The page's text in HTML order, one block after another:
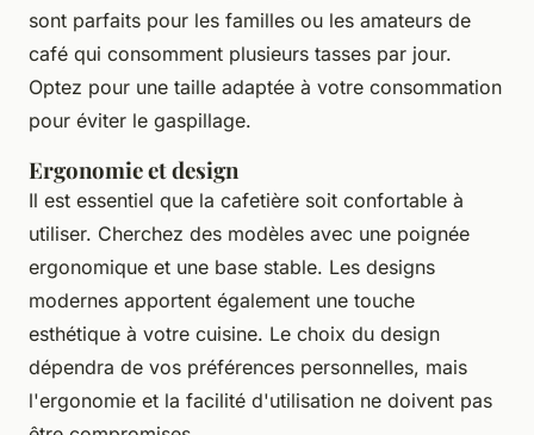
sont parfaits pour les familles ou les amateurs de
café qui consomment plusieurs tasses par jour.
Optez pour une taille adaptée à votre consommation
pour éviter le gaspillage.
Ergonomie et design
Il est essentiel que la cafetière soit confortable à
utiliser. Cherchez des modèles avec une poignée
ergonomique et une base stable. Les designs
modernes apportent également une touche
esthétique à votre cuisine. Le choix du design
dépendra de vos préférences personnelles, mais
l'ergonomie et la facilité d'utilisation ne doivent pas